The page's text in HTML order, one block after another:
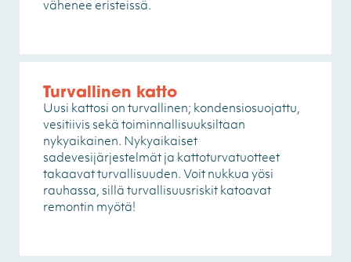
vähenee eristeissä.
Turvallinen katto
Uusi kattosi on turvallinen; kondensiosuojattu,
vesitiivis sekä toiminnallisuuksiltaan
nykyaikainen. Nykyaikaiset
sadevesijärjestelmät ja kattoturvatuotteet
takaavat turvallisuuden. Voit nukkua yösi
rauhassa, sillä turvallisuusriskit katoavat
remontin myötä!